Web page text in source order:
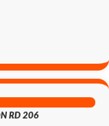
RD 206